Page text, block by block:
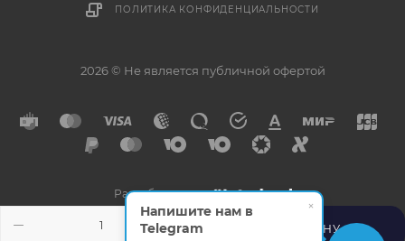
В КОРЗИНУ
ПОЛИТИКА КОНФИДЕНЦИАЛЬНОСТИ
2026 © Не является публичной офертой
Разработано в
×
Напишите нам в
Telegram